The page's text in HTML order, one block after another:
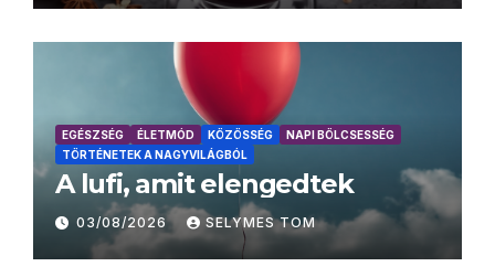
EGÉSZSÉG ÉLETMÓD KÖZÖSSÉG
NAPI BÖLCSESSÉG
TÖRTÉNETEK A NAGYVILÁGBÓL
A lufi, amit elengedtek
03/08/2026 SELYMES TOM